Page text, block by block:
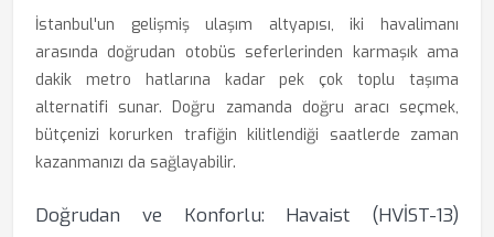
İstanbul'un gelişmiş ulaşım altyapısı, iki havalimanı
arasında doğrudan otobüs seferlerinden karmaşık ama
dakik metro hatlarına kadar pek çok toplu taşıma
alternatifi sunar. Doğru zamanda doğru aracı seçmek,
bütçenizi korurken trafiğin kilitlendiği saatlerde zaman
kazanmanızı da sağlayabilir.
Doğrudan ve Konforlu: Havaist (HVİST-13)